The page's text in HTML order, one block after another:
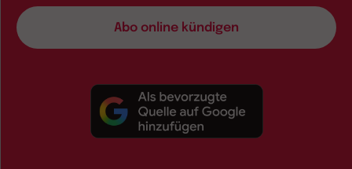
Abo online kündigen